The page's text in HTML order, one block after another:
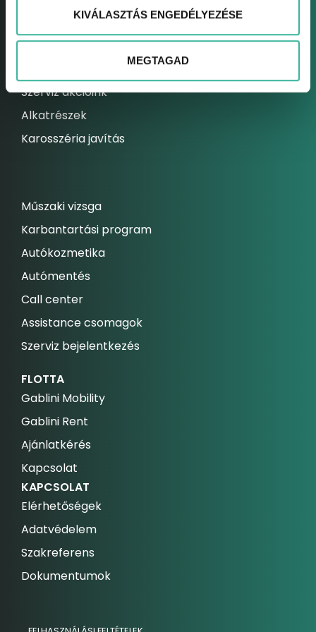
KIVÁLASZTÁS ENGEDÉLYEZÉSE
MEGTAGAD
Elektromos autó szerviz
Kárrendezési centrum
Állandó szolgáltatásaink
Szerviz akcióink
Alkatrészek
Karosszéria javítás
Műszaki vizsga
Karbantartási program
Autókozmetika
Autómentés
Call center
Assistance csomagok
Szerviz bejelentkezés
FLOTTA
Gablini Mobility
Gablini Rent
Ajánlatkérés
Kapcsolat
KAPCSOLAT
Elérhetőségek
Adatvédelem
Szakreferens
Dokumentumok